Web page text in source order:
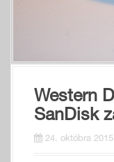
Western
SanDisk
24. októbra 2015